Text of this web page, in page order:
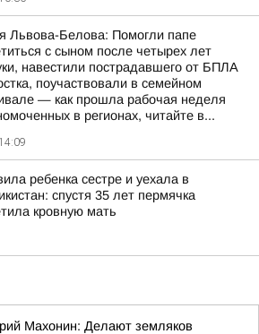
Львова-Белова: Помогли папе
с сыном после четырех лет
навестили пострадавшего от БПЛА
поучаствовали в семейном
— как прошла рабочая неделя
в регионах, читайте в...
14:09
ребенка сестре и уехала в
спустя 35 лет пермячка
кровную мать
Махонин: Делают земляков